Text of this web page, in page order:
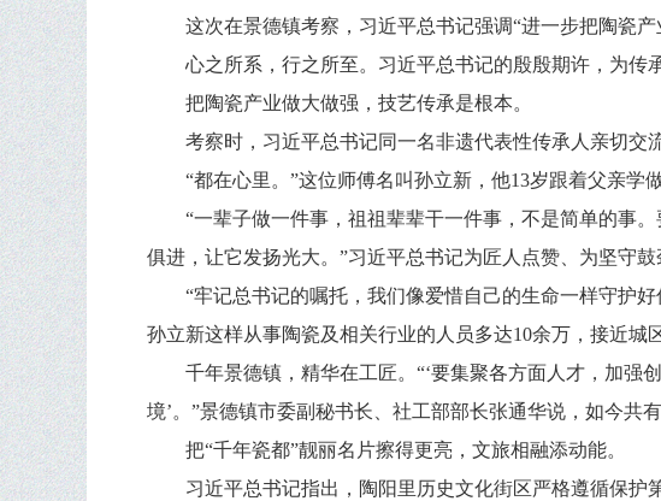
这次在景德镇考察，习近平总书记强调“进一步把陶瓷产
心之所系，行之所至。习近平总书记的殷殷期许，为传
把陶瓷产业做大做强，技艺传承是根本。
考察时，习近平总书记同一名非遗代表性传承人亲切交
“都在心里。”这位师傅名叫孙立新，他13岁跟着父亲学
“一辈子做一件事，祖祖辈辈干一件事，不是简单的事
俱进，让它发扬光大。”习近平总书记为匠人点赞、为坚守鼓
“牢记总书记的嘱托，我们像爱惜自己的生命一样守护
孙立新这样从事陶瓷及相关行业的人员多达10余万，接近城
千年景德镇，精华在工匠。“‘要集聚各方面人才，加强
境’。”景德镇市委副秘书长、社工部部长张通华说，如今共
把“千年瓷都”靓丽名片擦得更亮，文旅相融添动能。
习近平总书记指出，陶阳里历史文化街区严格遵循保护